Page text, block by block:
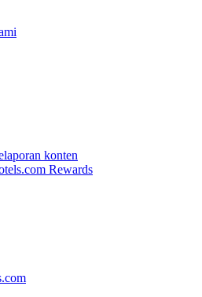
konten
Rewards